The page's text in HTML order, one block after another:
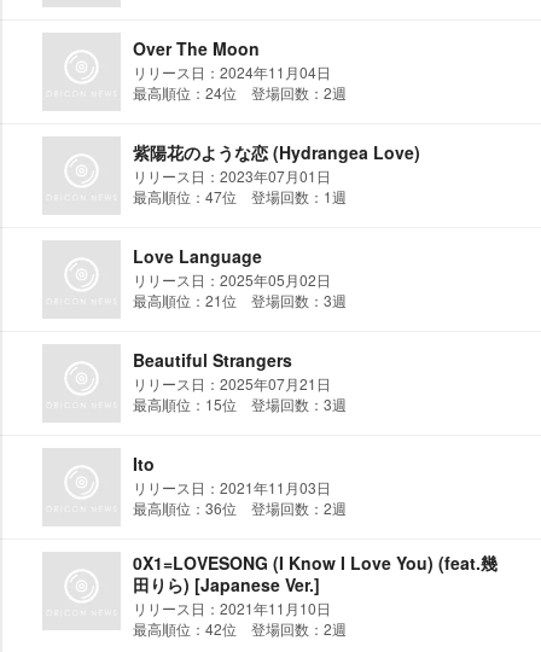
Over The Moon
リリース日：2024年11月04日
最高順位：24位 登場回数：2週
紫陽花のような恋 (Hydrangea Love)
リリース日：2023年07月01日
最高順位：47位 登場回数：1週
Love Language
リリース日：2025年05月02日
最高順位：21位 登場回数：3週
Beautiful Strangers
リリース日：2025年07月21日
最高順位：15位 登場回数：3週
Ito
リリース日：2021年11月03日
最高順位：36位 登場回数：2週
0X1=LOVESONG (I Know I Love You) (feat.幾
田りら) [Japanese Ver.]
リリース日：2021年11月10日
最高順位：42位 登場回数：2週